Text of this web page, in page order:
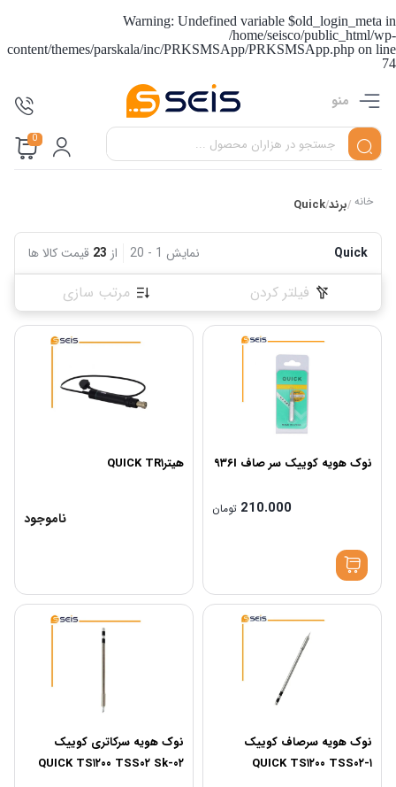
Warning: Undefined variable $old_login_meta in
/home/seisco/public_html/wp-
content/themes/parskala/inc/PRKSMSApp/PRKSMSApp.php on line
74
منو
0
خانه /برند/
Quick
Quick نمایش 1
-
20 از 23 قیمت کالا ها
فیلتر کردن مرتب سازی
نوک هویه کوییک سر صاف ۹۳۶I
تومان
هیترQUICK TR۱
ناموجود
نوک هویه سرصاف کوییک
QUICK TS۱۲۰۰ TSS۰۲-۱
نوک هویه سرکاتری کوییک
QUICK TS۱۲۰۰ TSS۰۲ Sk-۰۲